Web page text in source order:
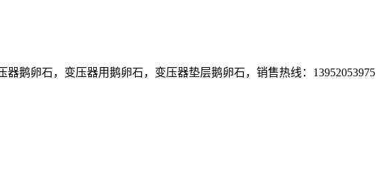
鹅卵石，变压器用鹅卵石，变压器垫层鹅卵石，销售热线：13952053975